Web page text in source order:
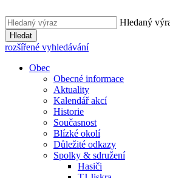
Hledaný
Hledat
rozšířené vyhledávání
Obec
Obecné informace
Aktuality
Kalendář akcí
Historie
Současnost
Blízké okolí
Důležité odkazy
Spolky & sdružení
Hasiči